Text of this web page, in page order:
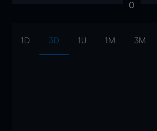
0
1D 3D 1U 1M 3M